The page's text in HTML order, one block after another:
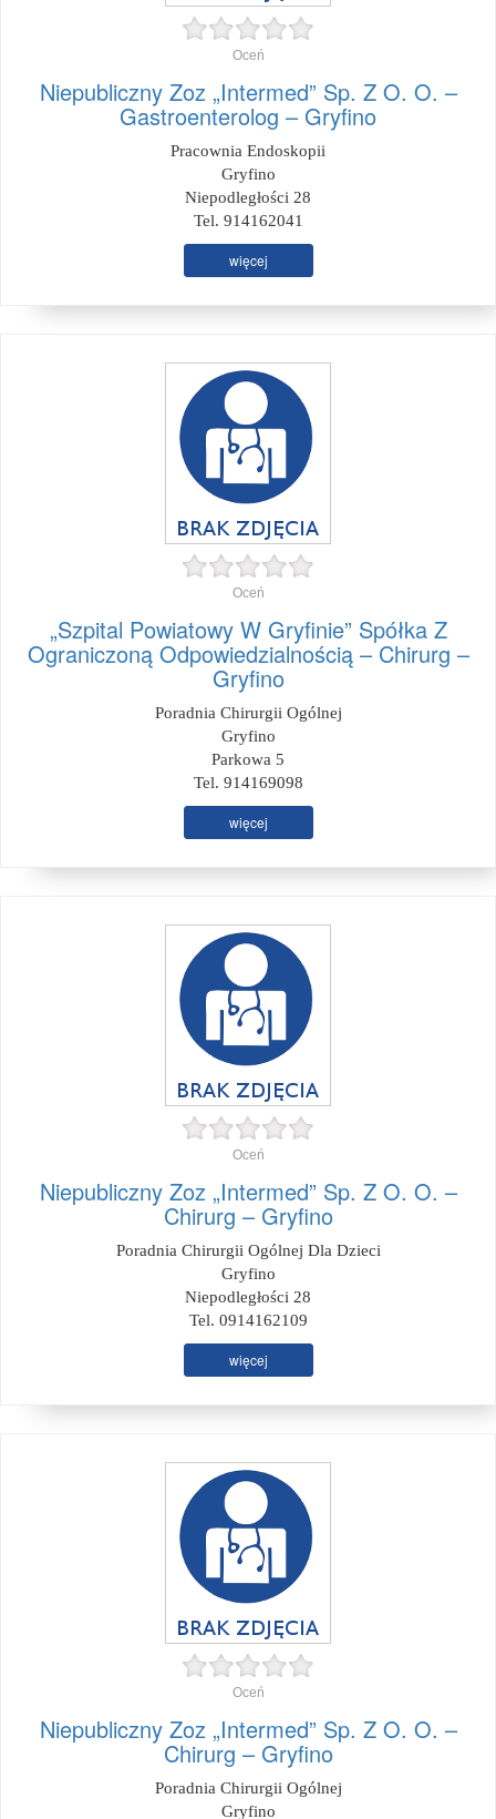
Oceń
Niepubliczny Zoz „Intermed” Sp. Z O. O. –
Gastroenterolog – Gryfino
Pracownia Endoskopii
Gryfino
Niepodległości 28
Tel. 914162041
więcej
Oceń
„Szpital Powiatowy W Gryfinie” Spółka Z
Ograniczoną Odpowiedzialnością – Chirurg –
Gryfino
Poradnia Chirurgii Ogólnej
Gryfino
Parkowa 5
Tel. 914169098
więcej
Oceń
Niepubliczny Zoz „Intermed” Sp. Z O. O. –
Chirurg – Gryfino
Poradnia Chirurgii Ogólnej Dla Dzieci
Gryfino
Niepodległości 28
Tel. 0914162109
więcej
Oceń
Niepubliczny Zoz „Intermed” Sp. Z O. O. –
Chirurg – Gryfino
Poradnia Chirurgii Ogólnej
Gryfino